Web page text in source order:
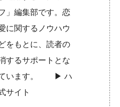
」編集部です。恋
に関するノウハウ
をもとに、読者の
するサポートとな
ています。 ▶︎ハ
サイト